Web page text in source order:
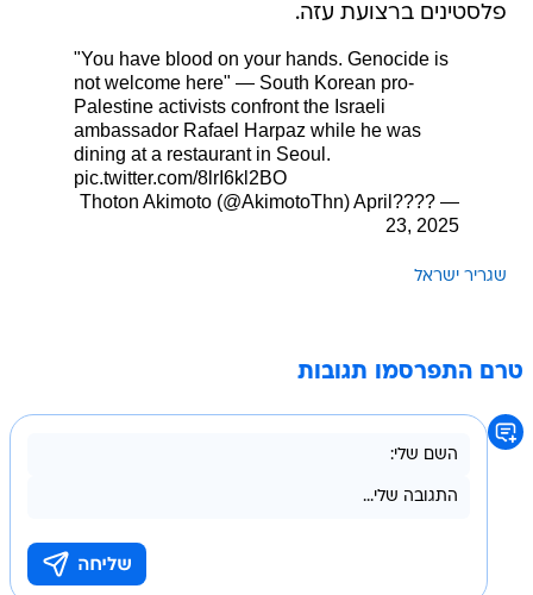
פלסטינים ברצועת עזה.
"You have blood on your hands. Genocide is
not welcome here" ― South Korean pro-
Palestine activists confront the Israeli
ambassador Rafael Harpaz while he was
dining at a restaurant in Seoul.
pic.twitter.com/8lrI6kl2BO
— ????Thoton Akimoto (@AkimotoThn)
April
23, 2025
שגריר ישראל
טרם התפרסמו תגובות